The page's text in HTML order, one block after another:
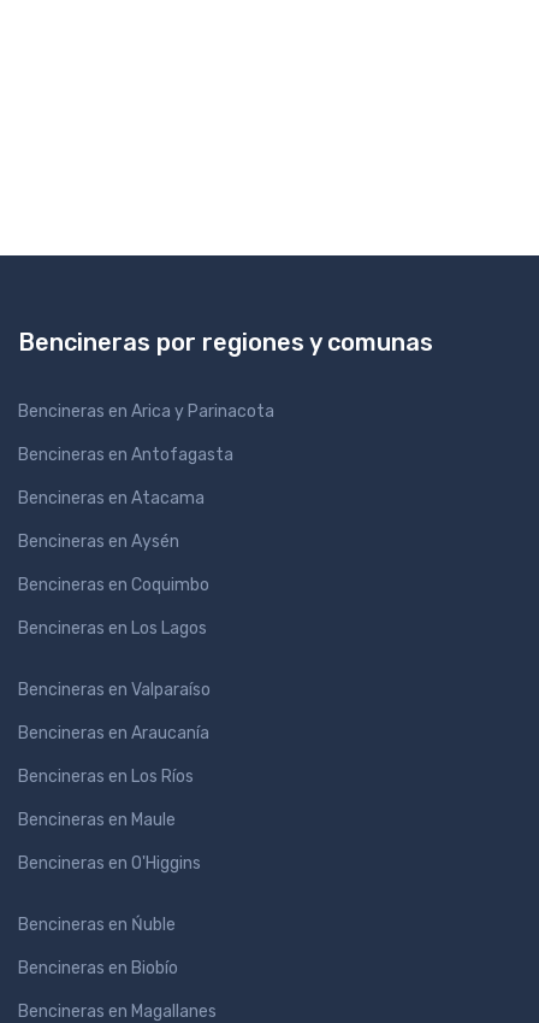
Bencineras por regiones y comunas
Bencineras en Arica y Parinacota
Bencineras en Antofagasta
Bencineras en Atacama
Bencineras en Aysén
Bencineras en Coquimbo
Bencineras en Los Lagos
Bencineras en Valparaíso
Bencineras en Araucanía
Bencineras en Los Ríos
Bencineras en Maule
Bencineras en O'Higgins
Bencineras en Ńuble
Bencineras en Biobío
Bencineras en Magallanes